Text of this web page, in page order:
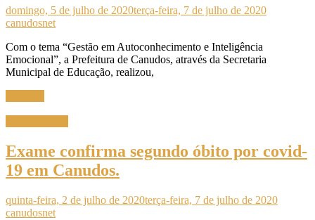
domingo, 5 de julho de 2020terça-feira, 7 de julho de 2020
canudosnet
Com o tema “Gestão em Autoconhecimento e Inteligência
Emocional”, a Prefeitura de Canudos, através da Secretaria
Municipal de Educação, realizou,
Exame confirma segundo óbito por covid-
19 em Canudos.
quinta-feira, 2 de julho de 2020terça-feira, 7 de julho de 2020
canudosnet